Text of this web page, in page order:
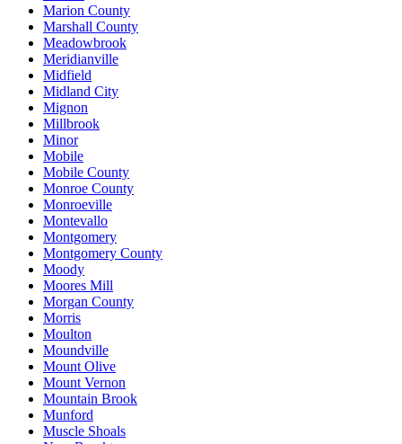
Marion County
Marshall County
Meadowbrook
Meridianville
Midfield
Midland City
Mignon
Millbrook
Minor
Mobile
Mobile County
Monroe County
Monroeville
Montevallo
Montgomery
Montgomery County
Moody
Moores Mill
Morgan County
Morris
Moulton
Moundville
Mount Olive
Mount Vernon
Mountain Brook
Munford
Muscle Shoals